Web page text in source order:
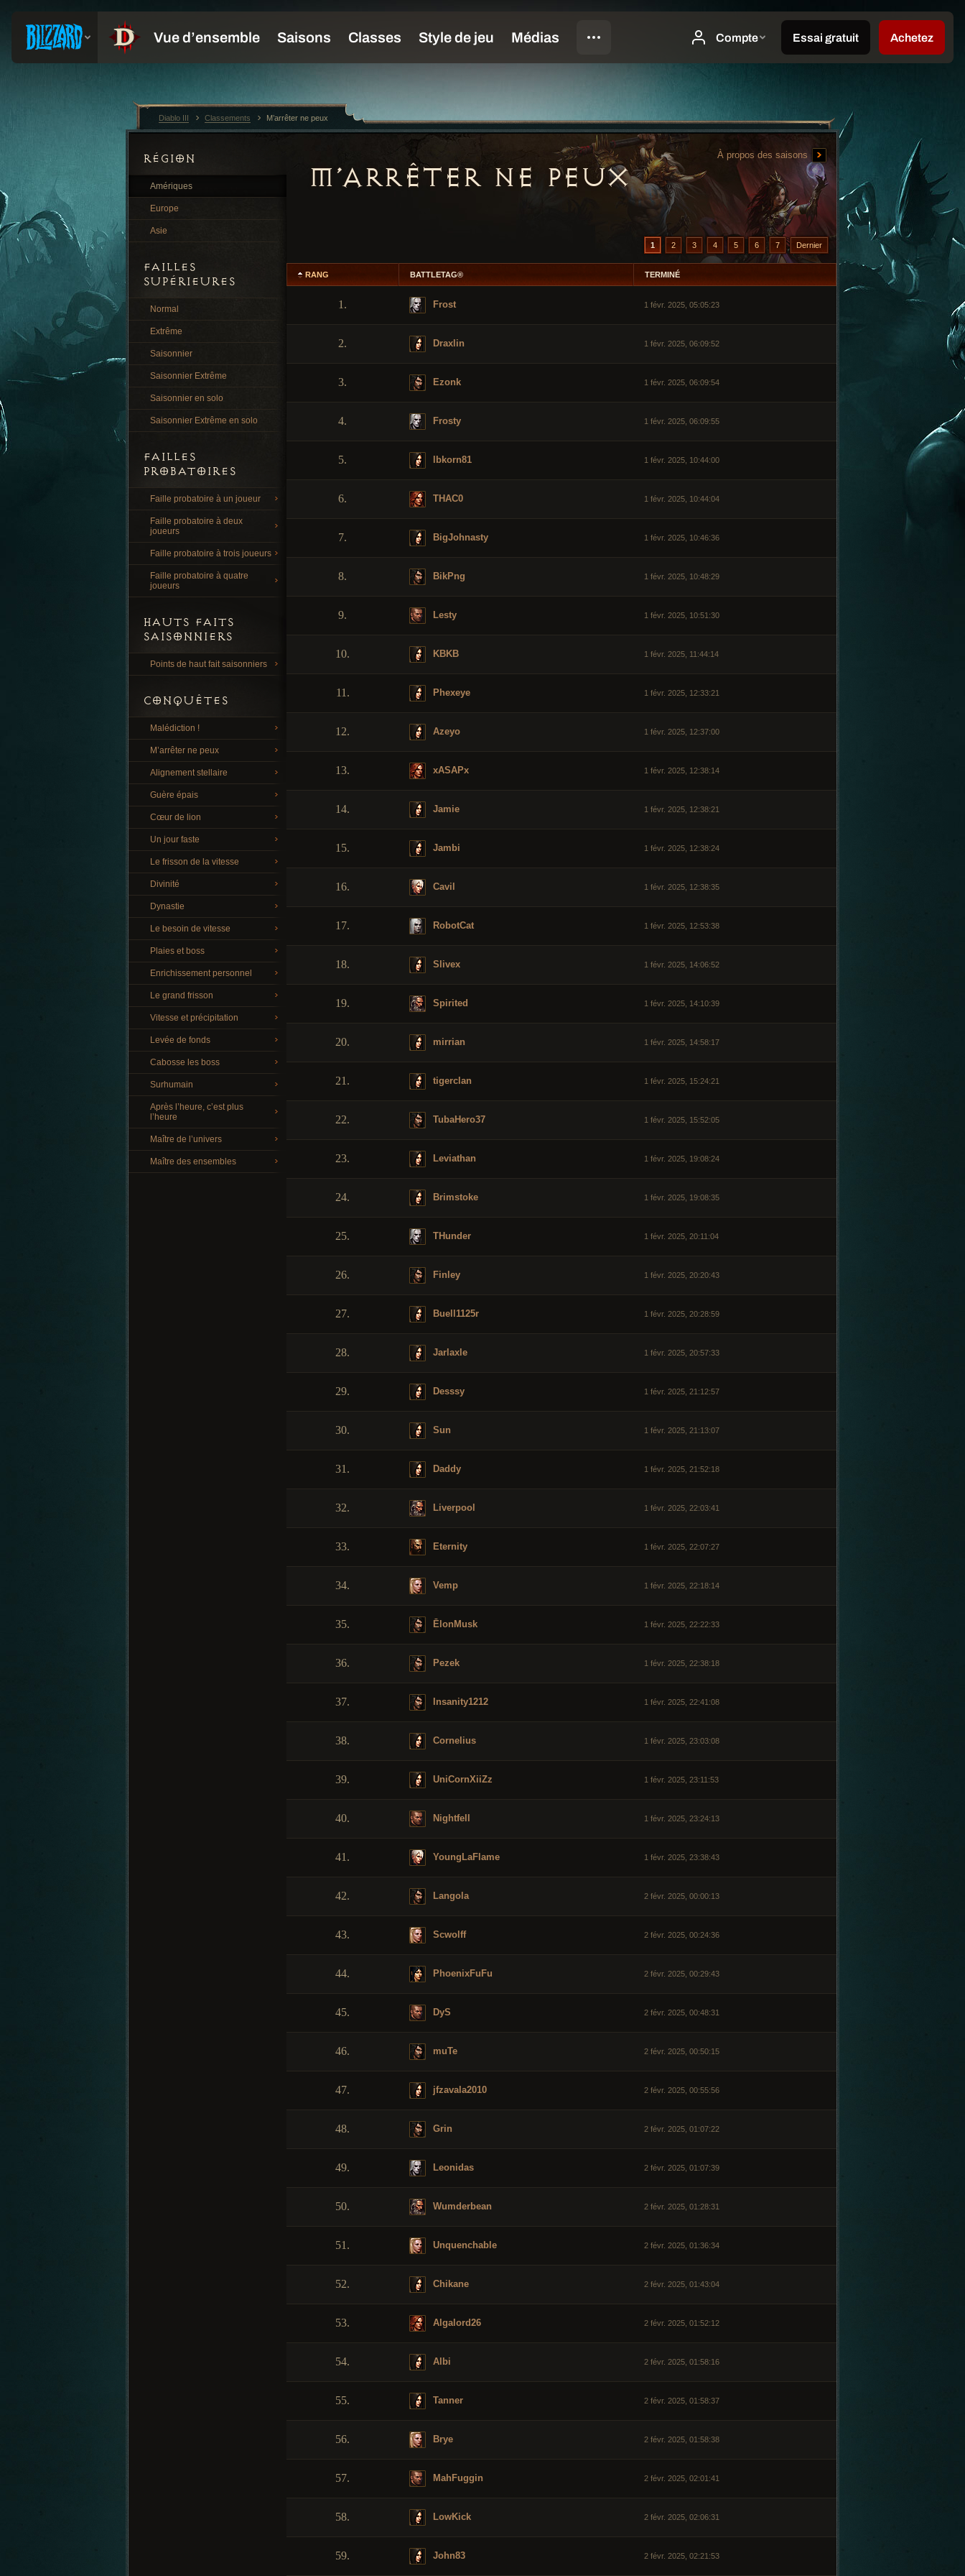
RÉGION
Amériques
Europe
Asie
FAILLES
SUPÉRIEURES
Normal
Extrême
Saisonnier
Saisonnier Extrême
Saisonnier en solo
Saisonnier Extrême en solo
FAILLES
PROBATOIRES
Faille probatoire à un joueur
Faille probatoire à deux
joueurs
Faille probatoire à trois joueurs
Faille probatoire à quatre
joueurs
HAUTS FAITS
SAISONNIERS
Points de haut fait saisonniers
CONQUÊTES
Malédiction !
M’arrêter ne peux
Alignement stellaire
Guère épais
Cœur de lion
Un jour faste
Le frisson de la vitesse
Divinité
Dynastie
Le besoin de vitesse
Plaies et boss
Enrichissement personnel
Le grand frisson
Vitesse et précipitation
Levée de fonds
Cabosse les boss
Surhumain
Après l’heure, c’est plus
l’heure
Maître de l’univers
Maître des ensembles
À propos des saisons
M’ARRÊTER NE PEUX
1 2 3 4 5 6 7 Dernier
RANG BATTLETAG® TERMINÉ
1. Frost 1 févr. 2025, 05:05:23
2. Draxlin 1 févr. 2025, 06:09:52
3. Ezonk 1 févr. 2025, 06:09:54
4. Frosty 1 févr. 2025, 06:09:55
5. lbkorn81 1 févr. 2025, 10:44:00
6. THAC0 1 févr. 2025, 10:44:04
7. BigJohnasty 1 févr. 2025, 10:46:36
8. BikPng 1 févr. 2025, 10:48:29
9. Lesty 1 févr. 2025, 10:51:30
10. KBKB 1 févr. 2025, 11:44:14
11. Phexeye 1 févr. 2025, 12:33:21
12. Azeyo 1 févr. 2025, 12:37:00
13. xASAPx 1 févr. 2025, 12:38:14
14. Jamie 1 févr. 2025, 12:38:21
15. Jambi 1 févr. 2025, 12:38:24
16. Cavil 1 févr. 2025, 12:38:35
17. RobotCat 1 févr. 2025, 12:53:38
18. Slivex 1 févr. 2025, 14:06:52
19. Spirited 1 févr. 2025, 14:10:39
20. mirrian 1 févr. 2025, 14:58:17
21. tigerclan 1 févr. 2025, 15:24:21
22. TubaHero37 1 févr. 2025, 15:52:05
23. Leviathan 1 févr. 2025, 19:08:24
24. Brimstoke 1 févr. 2025, 19:08:35
25. THunder 1 févr. 2025, 20:11:04
26. Finley 1 févr. 2025, 20:20:43
27. Buell1125r 1 févr. 2025, 20:28:59
28. Jarlaxle 1 févr. 2025, 20:57:33
29. Desssy 1 févr. 2025, 21:12:57
30. Sun 1 févr. 2025, 21:13:07
31. Daddy 1 févr. 2025, 21:52:18
32. Liverpool 1 févr. 2025, 22:03:41
33. Eternity 1 févr. 2025, 22:07:27
34. Vemp 1 févr. 2025, 22:18:14
35. ĒlonMusk 1 févr. 2025, 22:22:33
36. Pezek 1 févr. 2025, 22:38:18
37. Insanity1212 1 févr. 2025, 22:41:08
38. Cornelius 1 févr. 2025, 23:03:08
39. UniCornXiiZz 1 févr. 2025, 23:11:53
40. Nightfell 1 févr. 2025, 23:24:13
41. YoungLaFlame 1 févr. 2025, 23:38:43
42. Langola 2 févr. 2025, 00:00:13
43. Scwolff 2 févr. 2025, 00:24:36
44. PhoenixFuFu 2 févr. 2025, 00:29:43
45. DyS 2 févr. 2025, 00:48:31
46. muTe 2 févr. 2025, 00:50:15
47. jfzavala2010 2 févr. 2025, 00:55:56
48. Grin 2 févr. 2025, 01:07:22
49. Leonidas 2 févr. 2025, 01:07:39
50. Wumderbean 2 févr. 2025, 01:28:31
51. Unquenchable 2 févr. 2025, 01:36:34
52. Chikane 2 févr. 2025, 01:43:04
53. Algalord26 2 févr. 2025, 01:52:12
54. Albi 2 févr. 2025, 01:58:16
55. Tanner 2 févr. 2025, 01:58:37
56. Brye 2 févr. 2025, 01:58:38
57. MahFuggin 2 févr. 2025, 02:01:41
58. LowKick 2 févr. 2025, 02:06:31
59. John83 2 févr. 2025, 02:21:53
Diablo III Classements M’arrêter ne peux